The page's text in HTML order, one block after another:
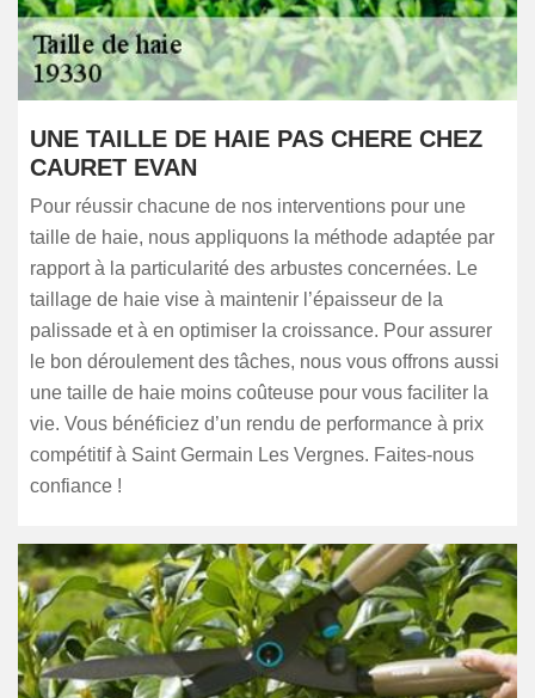
UNE TAILLE DE HAIE PAS CHERE CHEZ
CAURET EVAN
Pour réussir chacune de nos interventions pour une
taille de haie, nous appliquons la méthode adaptée par
rapport à la particularité des arbustes concernées. Le
taillage de haie vise à maintenir l’épaisseur de la
palissade et à en optimiser la croissance. Pour assurer
le bon déroulement des tâches, nous vous offrons aussi
une taille de haie moins coûteuse pour vous faciliter la
vie. Vous bénéficiez d’un rendu de performance à prix
compétitif à Saint Germain Les Vergnes. Faites-nous
confiance !